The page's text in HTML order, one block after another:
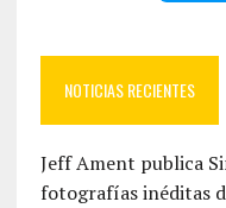
NOTICIAS RECIENTES
Jeff Ament publica
fotografías inéditas